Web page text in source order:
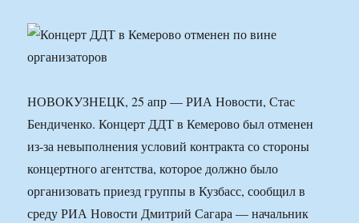
НОВОКУЗНЕЦК, 25 апр — РИА Новости, Стас
Бендиченко. Концерт ДДТ в Кемерово был отменен
из-за невыполнения условий контракта со стороны
концертного агентства, которое должно было
организовать приезд группы в Кузбасс, сообщил в
среду РИА Новости Дмитрий Сагара — начальник